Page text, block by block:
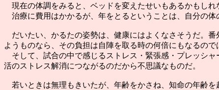
現在の体調をみると、ベッドを変えたせいもあるかもしれ
治療に費用はかかるが、年をとるということは、自分の体
だいたい、かるたの姿勢は、健康にはよくなさそうだ。
ようものなら、その負担は自陣を取る時の何倍にもなるので
そして、試合の中で感じるストレス・緊張感・プレッシ
活のストレス解消につながるのだから不思議なものだ。
若いときは無理もきいたが、年齢をかさね、知命の年齢を